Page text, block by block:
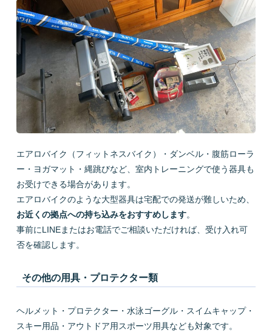
エアロバイク（フィットネスバイク）・ダンベル・腹筋ローラ
ー・ヨガマット・縄跳びなど、室内トレーニングで使う器具も
お受けできる場合があります。
エアロバイクのような大型器具は宅配での発送が難しいため、
お近くの拠点への持ち込みをおすすめします。
事前にLINEまたはお電話でご相談いただければ、受け入れ可
否を確認します。
その他の用具・プロテクター類
ヘルメット・プロテクター・水泳ゴーグル・スイムキャップ・
スキー用品・アウトドア用スポーツ用具なども対象です。